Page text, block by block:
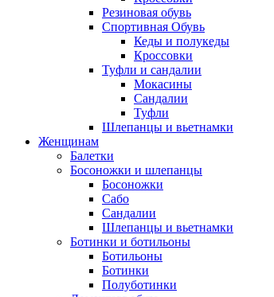
Резиновая обувь
Спортивная Обувь
Кеды и полукеды
Кроссовки
Туфли и сандалии
Мокасины
Сандалии
Туфли
Шлепанцы и вьетнамки
Женщинам
Балетки
Босоножки и шлепанцы
Босоножки
Сабо
Сандалии
Шлепанцы и вьетнамки
Ботинки и ботильоны
Ботильоны
Ботинки
Полуботинки